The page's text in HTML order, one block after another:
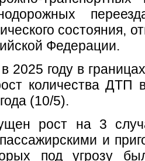
состояния,
Федерации.
2025 году в
количества
(10/5).
рост на 3
и
под угрозу